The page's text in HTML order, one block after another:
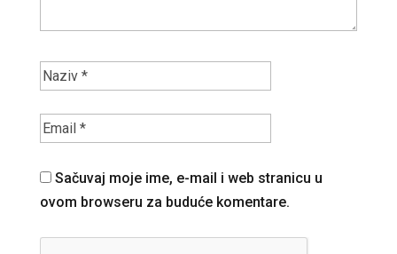
Sačuvaj moje ime, e-mail i web stranicu u
ovom browseru za buduće komentare.